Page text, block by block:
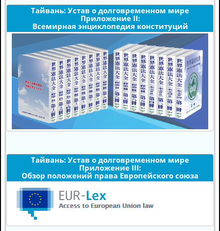
Тайвань: Устав о долговременном мире
Приложение II:
Всемирная энциклопедия конституций
Тайвань: Устав о долговременном мире
Приложение III:
Обзор положений права Европейского союза